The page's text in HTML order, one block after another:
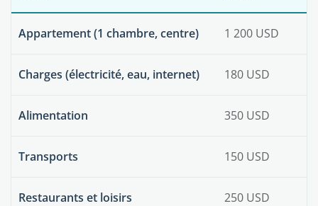
Appartement (1 chambre, centre) 1 200 USD
Charges (électricité, eau, internet) 180 USD
Alimentation 350 USD
Transports 150 USD
Restaurants et loisirs 250 USD